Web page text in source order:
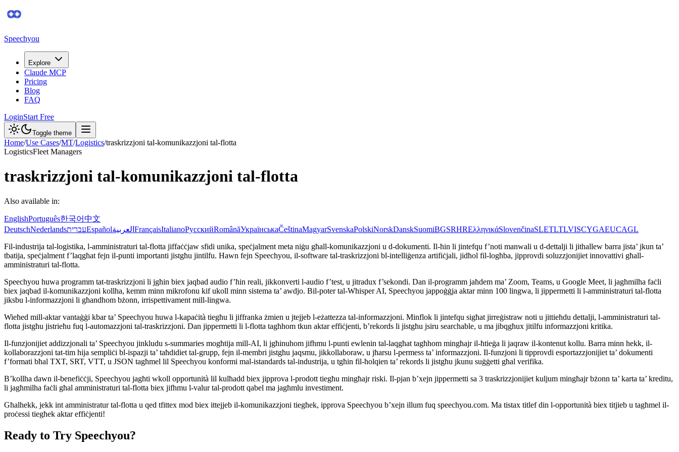
Speechyou
Explore
Claude MCP
Pricing
Blog
FAQ
LoginStart Free
Toggle theme
Home/Use Cases/MT/Logistics/traskrizzjoni tal-komunikazzjoni tal-flotta
LogisticsFleet Managers
traskrizzjoni tal-komunikazzjoni tal-flotta
Also available in:
EnglishPortuguês한국어中文
DeutschNederlandsעבריתEspañolالعربية FrançaisItalianoРусскийRomânăУкраїнськаČeštinaMagyarSvenskaPolskiNorskDanskSuomiBGSRHRΕλληνικάSlovenčinaSLETLTLVISCYGAEUCAGL
Fil-industrija tal-logistika, l-amministraturi tal-flotta jiffaċċjaw sfidi unika, speċjalment meta niġu għall-komunikazzjoni u d-dokumenti. Il-ħin li jintefqu f’noti manwali u d-dettalji li jithallew barra jista’ jkun ta’
tbatija, speċjalment f’laqgħat fejn il-punti importanti jistgħu jintilfu. Hawn fejn Speechyou, il-software tal-traskrizzjoni bl-intelliġenza artifiċjali, jidħol fil-logħba, jipprovdi soluzzjonijiet innovattivi għall-
amministraturi tal-flotta.
Speechyou huwa programm tat-traskrizzjoni li jgħin biex jaqbad audio f’ħin reali, jikkonverti l-audio f’test, u jitradux f’sekondi. Dan il-programm jaħdem ma’ Zoom, Teams, u Google Meet, li jagħmilha faċli
biex jaqbad il-komunikazzjoni kollha, kemm minn mikrofonu kif ukoll minn sistema ta’ awdjo. Bil-poter tal-Whisper AI, Speechyou jappoġġja aktar minn 100 lingwa, li jippermetti li l-amministraturi tal-flotta
jiksbu l-informazzjoni li għandhom bżonn, irrispettivament mill-lingwa.
Wieħed mill-aktar vantaġġi kbar ta’ Speechyou huwa l-kapaċità tiegħu li jiffranka żmien u jtejjeb l-eżattezza tal-informazzjoni. Minflok li jintefqu sigħat jirreġistraw noti u jittieħdu dettalji, l-amministraturi tal-
flotta jistgħu jistrieħu fuq l-automazzjoni tal-traskrizzjoni. Dan jippermetti li l-flotta tagħhom tkun aktar effiċjenti, b’rekords li jistgħu jsiru searchable, u ma jibqgħux jitilfu informazzjoni kritika.
Il-funzjonijiet addizzjonali ta’ Speechyou jinkludu s-summaries mogħtija mill-AI, li jgħinuhom jifhmu l-punti ewlenin tal-laqgħat tagħhom mingħajr il-ħtieġa li jaqraw il-kontenut kollu. Barra minn hekk, il-
kollaborazzjoni tat-tim hija sempliċi bl-ispazji ta’ taħdidiet tal-grupp, fejn il-membri jistgħu jaqsmu, jikkollaboraw, u jħarsu l-permess ta’ informazzjoni. Il-funzjoni li tipprovdi esportazzjonijiet ta’ dokumenti
f’formati bħal TXT, SRT, VTT, u JSON tagħmel lil Speechyou konformi mal-istandards tal-industrija, u tgħin fil-ħolqien ta’ rekords li jistgħu jkunu suġġetti għal verifika.
B’kollha dawn il-benefiċċji, Speechyou jagħti wkoll opportunità lil kulħadd biex jipprova l-prodott tiegħu mingħajr riski. Il-pjan b’xejn jippermetti sa 3 traskrizzjonijiet kuljum mingħajr bżonn ta’ karta ta’ kreditu,
li jagħmilha faċli għal amministraturi tal-flotta biex jifhmu l-valur tal-prodott qabel ma jagħmlu investiment.
Għalhekk, jekk int amministratur tal-flotta u qed tfittex mod biex ittejjeb il-komunikazzjoni tiegħek, ipprova Speechyou b’xejn illum fuq speechyou.com. Ma tistax titlef din l-opportunità biex titjieb u tagħmel il-
proċessi tiegħek aktar effiċjenti!
Ready to Try Speechyou?